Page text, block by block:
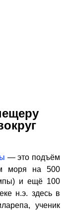
— это подъём
моря на 500
и ещё 100
н.э. здесь в
ученик